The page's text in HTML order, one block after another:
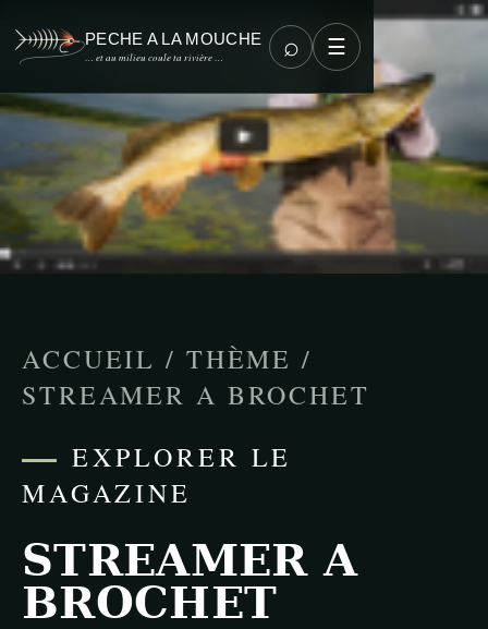
PECHE A LA MOUCHE
… et au milieu coule ta rivière … ⌕ ☰
ACCUEIL / THÈME /
STREAMER A BROCHET
EXPLORER LE
MAGAZINE
STREAMER A
BROCHET